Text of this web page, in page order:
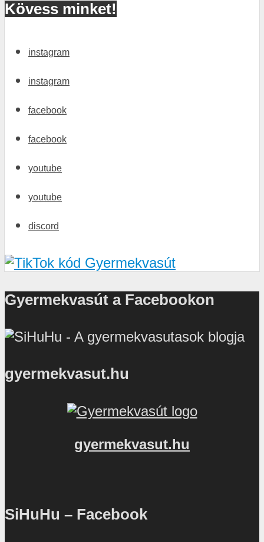
Kövess minket!
instagram
instagram
facebook
facebook
youtube
youtube
discord
Gyermekvasút a Facebookon
gyermekvasut.hu
gyermekvasut.hu
SiHuHu – Facebook